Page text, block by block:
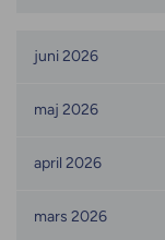
juni 2026
maj 2026
april 2026
mars 2026